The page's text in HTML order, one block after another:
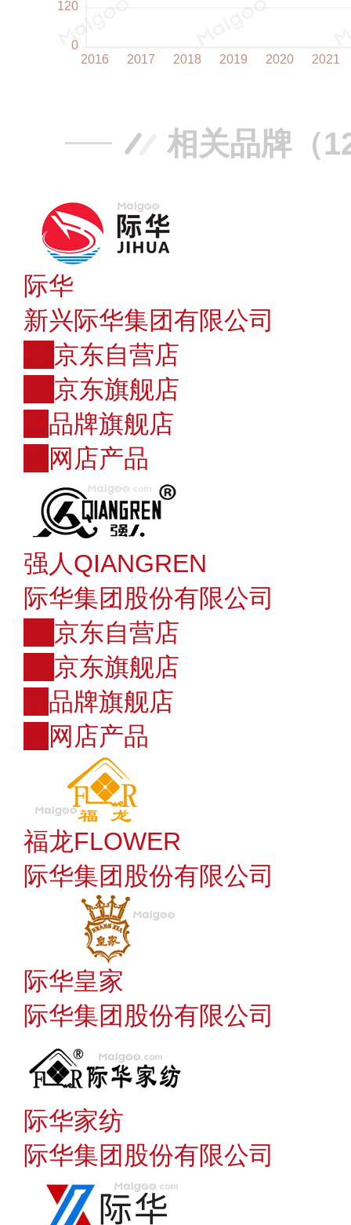
相关品牌（
际华
新兴际华集团有限公司
京东自营店
京东旗舰店
品牌旗舰店
网店产品
强人QIANGREN
际华集团股份有限公司
京东自营店
京东旗舰店
品牌旗舰店
网店产品
福龙FLOWER
际华集团股份有限公司
际华皇家
际华集团股份有限公司
际华家纺
际华集团股份有限公司